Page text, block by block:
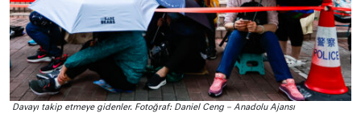
Davayı takip etmeye gidenler. Fotoğraf: Daniel Ceng – Anadolu Ajansı